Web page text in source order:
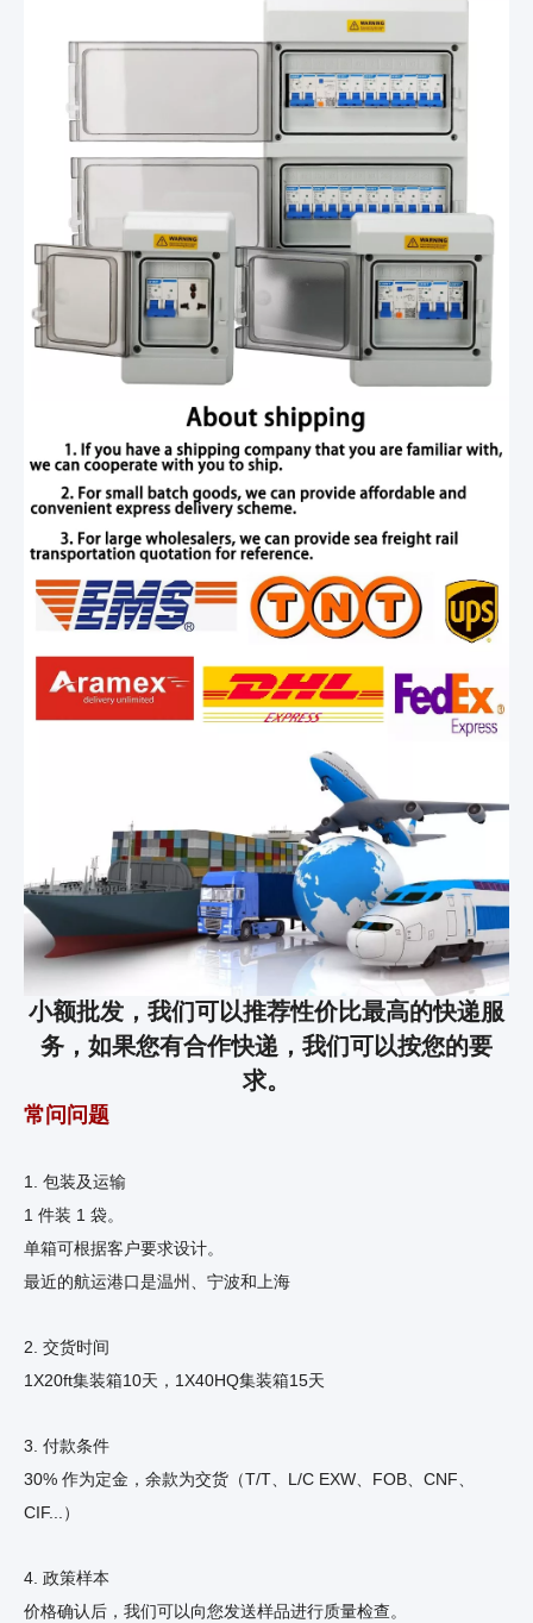
小额批发，我们可以推荐性价比最高的快递服
务，如果您有合作快递，我们可以按您的要
求。
常问问题
1. 包装及运输
1 件装 1 袋。
单箱可根据客户要求设计。
最近的航运港口是温州、宁波和上海
2. 交货时间
1X20ft集装箱10天，1X40HQ集装箱15天
3. 付款条件
30% 作为定金，余款为交货（T/T、L/C EXW、FOB、CNF、
CIF...）
4. 政策样本
价格确认后，我们可以向您发送样品进行质量检查。